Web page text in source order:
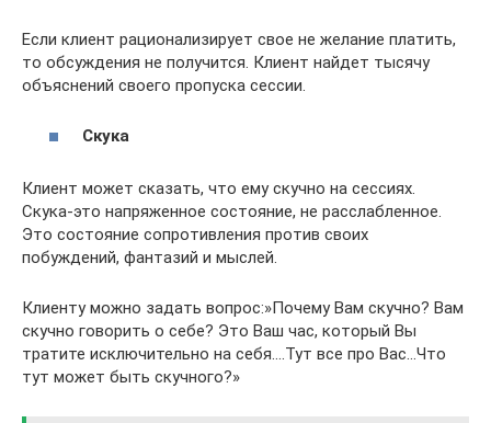
Если клиент рационализирует свое не желание платить,
то обсуждения не получится. Клиент найдет тысячу
объяснений своего пропуска сессии.
Скука
Клиент может сказать, что ему скучно на сессиях.
Скука-это напряженное состояние, не расслабленное.
Это состояние сопротивления против своих
побуждений, фантазий и мыслей.
Клиенту можно задать вопрос:»Почему Вам скучно? Вам
скучно говорить о себе? Это Ваш час, который Вы
тратите исключительно на себя….Тут все про Вас…Что
тут может быть скучного?»